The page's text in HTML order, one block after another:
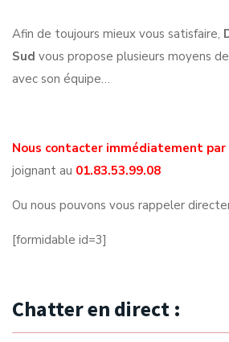
Afin de toujours mieux vous satisfaire,
Sud vous propose plusieurs moyens
avec son équipe…
Nous contacter immédiatement
joignant au 01.83.53.99.08
Ou nous pouvons vous rappeler
[formidable id=3]
Chatter en direct :